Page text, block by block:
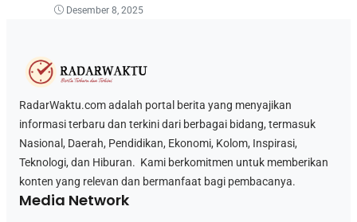
Desember 8, 2025
RadarWaktu.com adalah portal berita yang menyajikan
informasi terbaru dan terkini dari berbagai bidang, termasuk
Nasional, Daerah, Pendidikan, Ekonomi, Kolom, Inspirasi,
Teknologi, dan Hiburan. Kami berkomitmen untuk memberikan
konten yang relevan dan bermanfaat bagi pembacanya.
Media Network